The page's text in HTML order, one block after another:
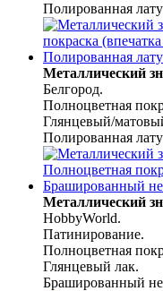
Полированная
Металлический
Белгород.
Полноцветная
Глянцевый/
Полированная
Металлический
HobbyWorld.
Патинирование.
Полноцветная
Глянцевый лак.
Брашированный